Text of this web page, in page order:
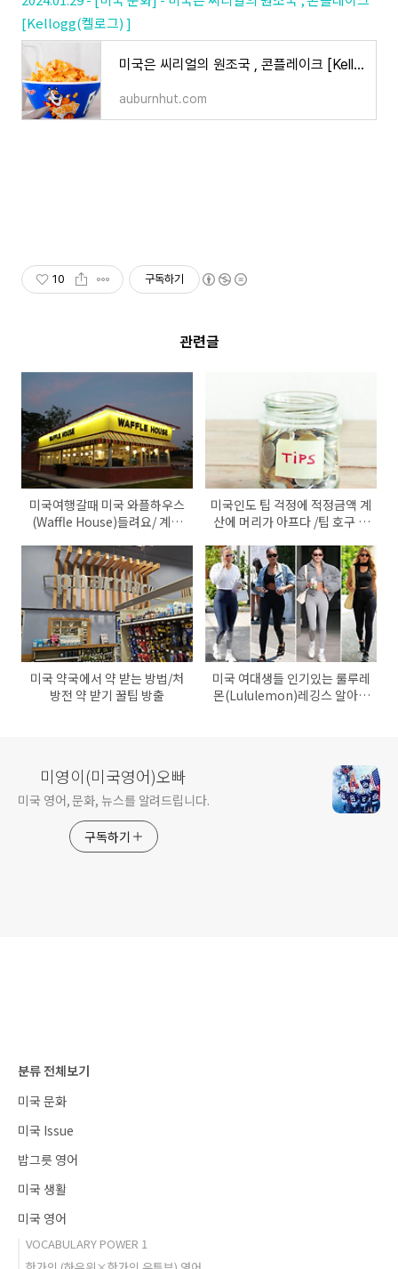
[Kellogg(켈로그) ]
미국은 씨리얼의 원조국 , 콘플레이크 [Kellogg(켈로그) ]
auburnhut.com
10 구독하기
관련글
미국여행갈때 미국 와플하우스
(Waffle House)들려요/ 계란
would you like your eggs?
미국인도 팁 걱정에 적정금액 계
산에 머리가 아프다 /팁 호구 안
미국 약국에서 약 받는 방법/처
방전 약 받기 꿀팁 방출
미국 여대생들 인기있는 룰루레
몬(Lululemon)레깅스 알아보
미영이(미국영어)오빠
미국 영어, 문화, 뉴스를 알려드립니다.
구독하기
분류 전체보기
미국 문화
미국 Issue
밥그릇 영어
미국 생활
미국 영어
VOCABULARY POWER 1